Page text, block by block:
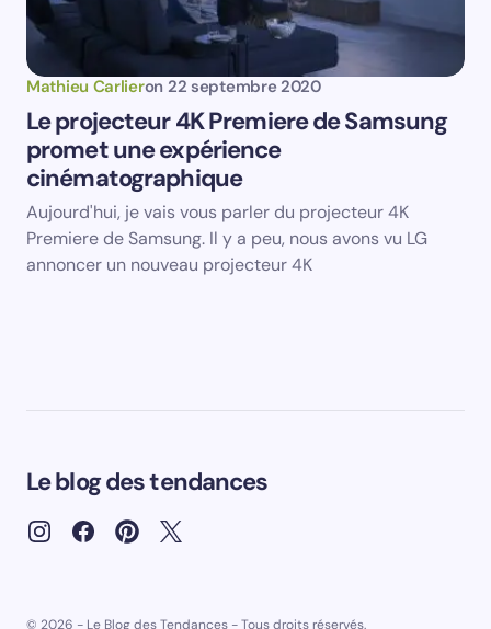
Mathieu Carlieron 22 septembre 2020
Le projecteur 4K Premiere de Samsung
promet une expérience
cinématographique
Aujourd'hui, je vais vous parler du projecteur 4K
Premiere de Samsung. Il y a peu, nous avons vu LG
annoncer un nouveau projecteur 4K
Le blog des tendances
© 2026 - Le Blog des Tendances - Tous droits réservés.